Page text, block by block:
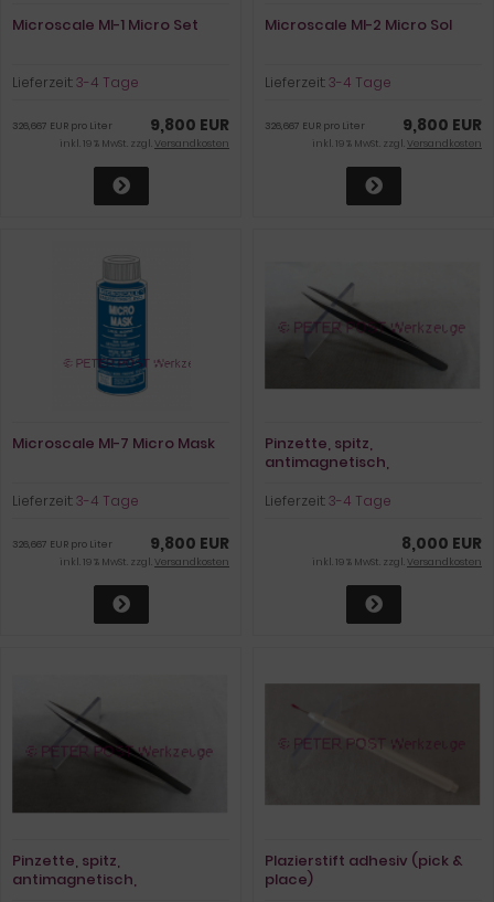
Microscale MI-1 Micro Set
Lieferzeit:3-4 Tage
9,800 EUR
326,667 EUR pro Liter
inkl. 19 % MwSt. zzgl.Versandkosten
Microscale MI-2 Micro Sol
Lieferzeit:3-4 Tage
9,800 EUR
326,667 EUR pro Liter
inkl. 19 % MwSt. zzgl.Versandkosten
Microscale MI-7 Micro Mask
Lieferzeit:3-4 Tage
9,800 EUR
326,667 EUR pro Liter
inkl. 19 % MwSt. zzgl.Versandkosten
Pinzette, spitz,
antimagnetisch,
Lieferzeit:3-4 Tage
8,000 EUR
inkl. 19 % MwSt. zzgl.Versandkosten
Pinzette, spitz,
antimagnetisch,
Plazierstift adhesiv (pick &
place)